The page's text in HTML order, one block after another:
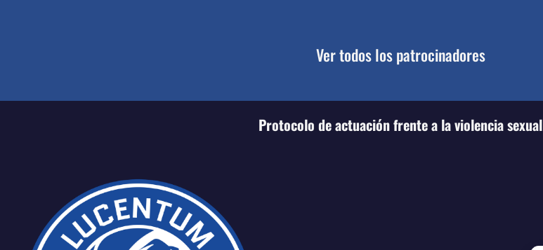
Ver todos los patrocinadores
Protocolo de actuación frente a la violencia sexual